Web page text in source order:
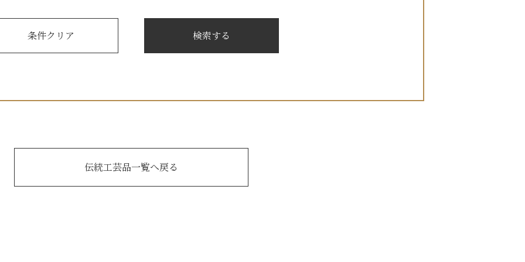
伝統工芸品一覧へ戻る